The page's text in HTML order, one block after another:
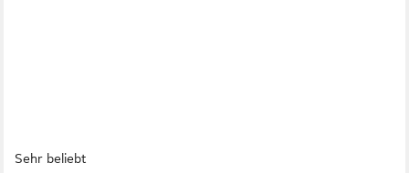
Sehr beliebt